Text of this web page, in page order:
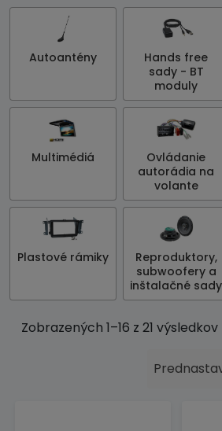
Autoantény
Hands free
sady - BT
moduly
Multimédiá
Ovládanie
autorádia na
volante
Plastové rámiky
Reproduktory,
subwoofery a
inštalačné sady
Zobrazených 1–16 z 21 výsledkov